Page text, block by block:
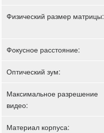
Физический размер матрицы:
Фокусное расстояние:
Оптический зум:
Максимальное разрешение
видео:
Материал корпуса: